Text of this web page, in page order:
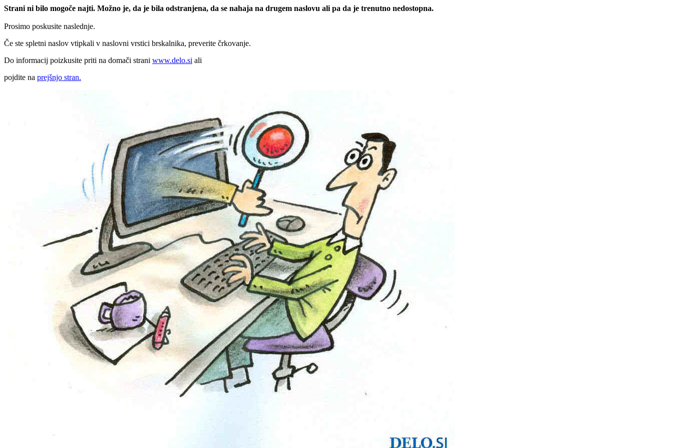
Strani ni bilo mogoče najti. Možno je, da je bila odstranjena, da se nahaja na drugem naslovu ali pa da je trenutno nedostopna.
Prosimo poskusite naslednje.
Če ste spletni naslov vtipkali v naslovni vrstici brskalnika, preverite črkovanje.
Do informacij poizkusite priti na domači strani www.delo.si ali
pojdite na prejšnjo stran.